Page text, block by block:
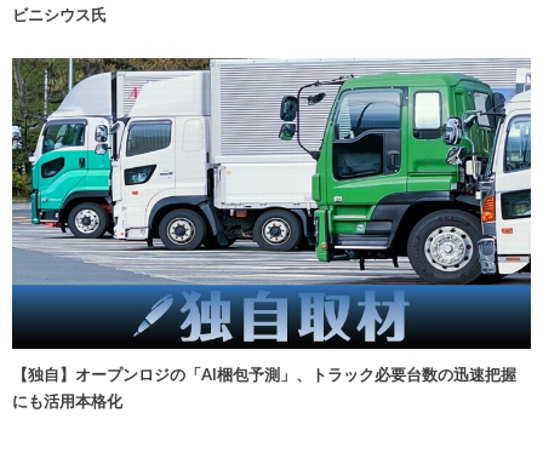
ビニシウス氏
【独自】オープンロジの「AI梱包予測」、トラック必要台数の迅速把握
にも活用本格化